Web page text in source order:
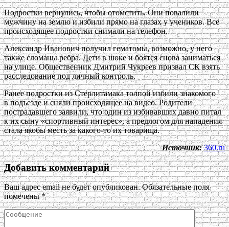
Подростки вернулись, чтобы отомстить. Они повалили
мужчину на землю и избили прямо на глазах у учеников. Все
происходящее подростки снимали на телефон.
Александр Иванович получил гематомы, возможно, у него
также сломаны ребра. Дети в шоке и боятся снова заниматься
на улице. Общественник Дмитрий Чукреев призвал СК взять
расследование под личный контроль.
Ранее подростки из Стерлитамака толпой избили знакомого
в подъезде и сняли происходящее на видео. Родители
пострадавшего заявили, что один из избивавших давно питал
к их сыну «спортивный интерес», а предлогом для нападения
стала якобы месть за какого-то их товарища.
Источник: 360.ru
Добавить комментарий
Ваш адрес email не будет опубликован. Обязательные поля
помечены*